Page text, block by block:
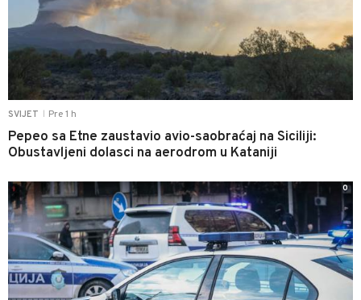
SVIJET Pre 1 h
Pepeo sa Etne zaustavio avio-saobraćaj na Siciliji:
Obustavljeni dolasci na aerodrom u Kataniji
0